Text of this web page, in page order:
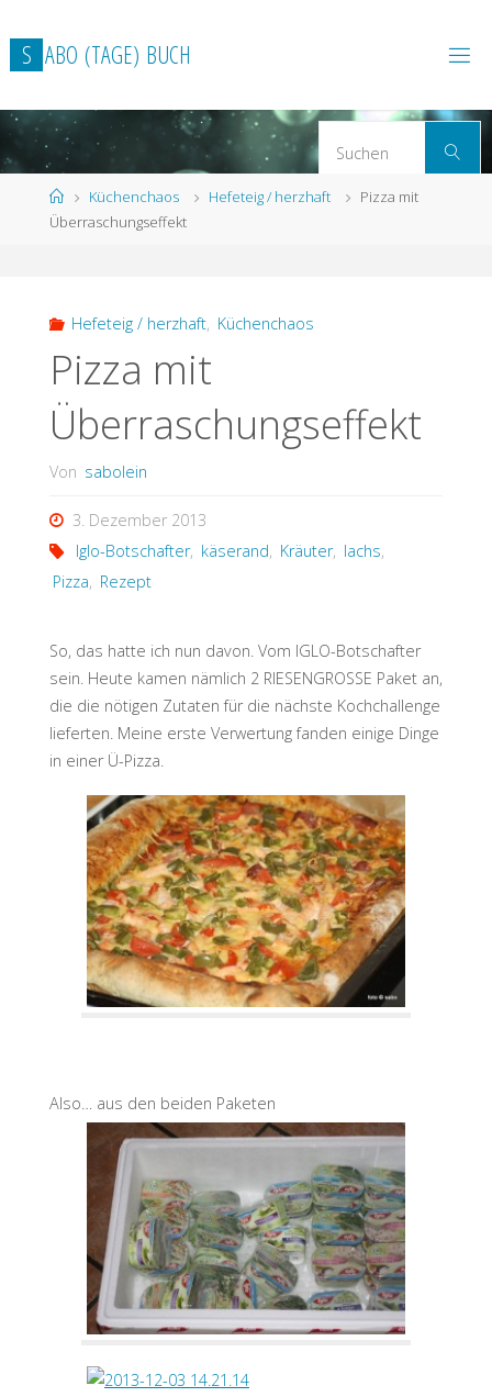
Inhalt
springen
S ABO (TAGE) BUCH
Suchen
StartKüchenchaos Hefeteig / herzhaft
Pizza mit
Überraschungseffekt
Hefeteig / herzhaft, Küchenchaos
Pizza mit
Überraschungseffekt
Von sabolein
3. Dezember 2013
Iglo-Botschafter, käserand, Kräuter, lachs,
Pizza, Rezept
So, das hatte ich nun davon. Vom IGLO-Botschafter
sein. Heute kamen nämlich 2 RIESENGROSSE Paket an,
die die nötigen Zutaten für die nächste Kochchallenge
lieferten. Meine erste Verwertung fanden einige Dinge
in einer Ü-Pizza.
Also… aus den beiden Paketen